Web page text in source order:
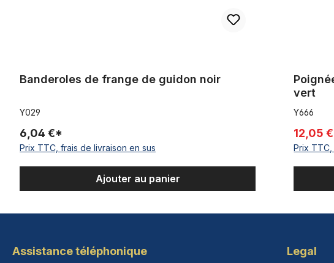
Banderoles de frange de guidon noir
Y029
6,04 €*
Prix TTC, frais de livraison en sus
Ajouter au panier
vert
Y666
12,05
Prix
Assistance téléphonique Legal